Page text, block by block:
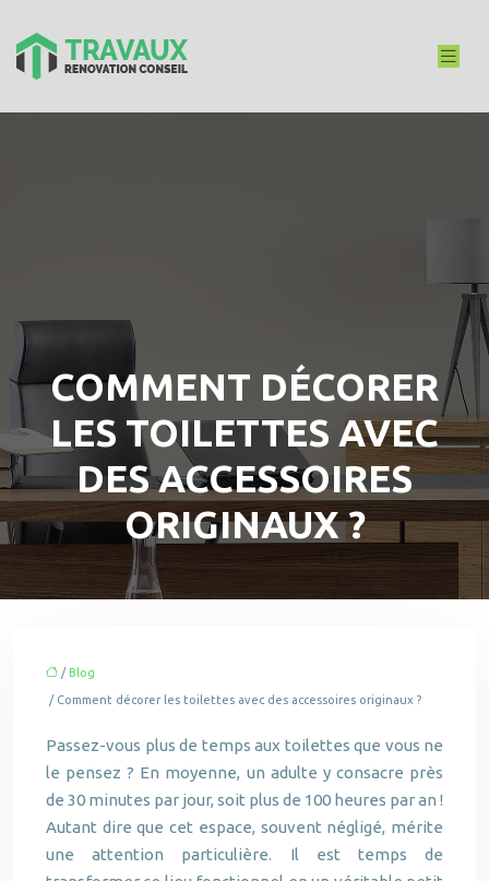
COMMENT DÉCORER
LES TOILETTES AVEC
DES ACCESSOIRES
ORIGINAUX ?
/ Blog
/ Comment décorer les toilettes avec des accessoires originaux ?
Passez-vous plus de temps aux toilettes que vous ne
le pensez ? En moyenne, un adulte y consacre près
de 30 minutes par jour, soit plus de 100 heures par an !
Autant dire que cet espace, souvent négligé, mérite
une attention particulière. Il est temps de